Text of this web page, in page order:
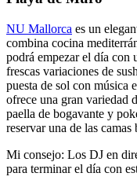
NU Mallorca es un
combina cocina
podrá empezar el día con
frescas variaciones de
puesta de sol con música
ofrece una gran variedad
paella de bogavante y
reservar una de las
Mi consejo: Los DJ en
para terminar el día con